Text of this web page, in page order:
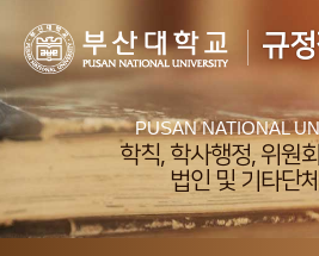
규
PUSAN NATIONAL
학칙, 학사행정, 위원
법인 및 기타단